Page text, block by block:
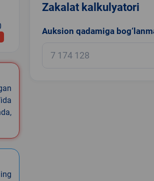
Zakalat kalkulyatori
Auksion qadamiga